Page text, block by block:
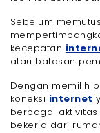
Sebelum
kecepatan
atau batasan
Dengan memilih
koneksi internet
berbagai
bekerja dari